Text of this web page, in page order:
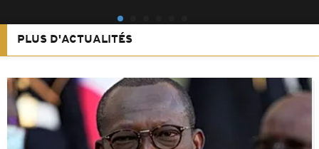
PLUS D'ACTUALITÉS